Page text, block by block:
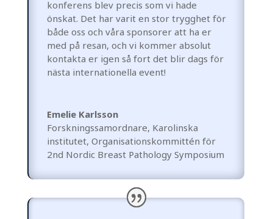
konferens blev precis som vi hade
önskat. Det har varit en stor trygghet för
både oss och våra sponsorer att ha er
med på resan, och vi kommer absolut
kontakta er igen så fort det blir dags för
nästa internationella event!
Emelie Karlsson
Forskningssamordnare, Karolinska
institutet, Organisationskommittén för
2nd Nordic Breast Pathology Symposium